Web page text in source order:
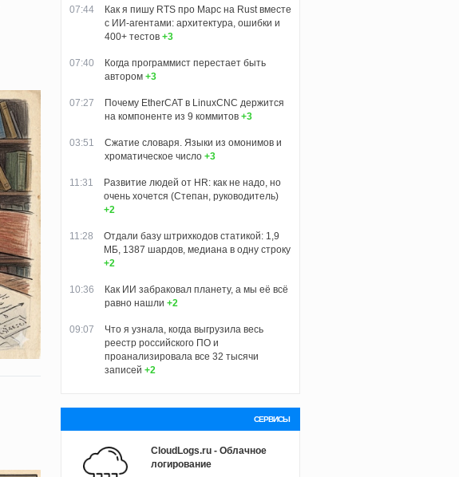
07:44
Как я пишу RTS про Марс на Rust вместе
с ИИ-агентами: архитектура, ошибки и
400+ тестов +3
07:40
Когда программист перестает быть
автором +3
07:27
Почему EtherCAT в LinuxCNC держится
на компоненте из 9 коммитов +3
03:51
Сжатие словаря. Языки из омонимов и
хроматическое число +3
11:31
Развитие людей от HR: как не надо, но
очень хочется (Степан, руководитель)
+2
11:28
Отдали базу штрихкодов статикой: 1,9
МБ, 1387 шардов, медиана в одну строку
+2
10:36
Как ИИ забраковал планету, а мы её всё
равно нашли +2
09:07
Что я узнала, когда выгрузила весь
реестр российского ПО и
проанализировала все 32 тысячи
записей +2
СЕРВИСЫ
CloudLogs.ru - Облачное
логирование